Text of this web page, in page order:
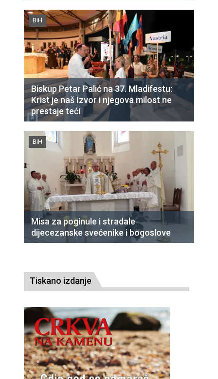
BiH
Biskup Petar Palić na 37. Mladifestu:
Krist je naš Izvor i njegova milost ne
prestaje teći
BiH
Misa za poginule i stradale
dijecezanske svećenike i bogoslove
Tiskano izdanje